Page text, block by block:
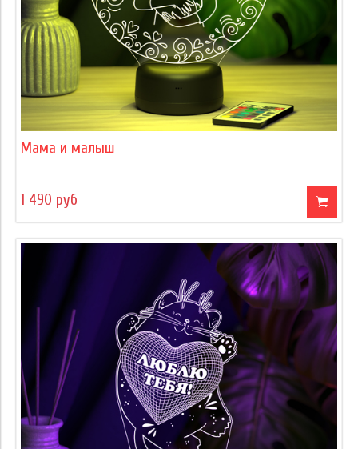
Мама и малыш
1 490 руб